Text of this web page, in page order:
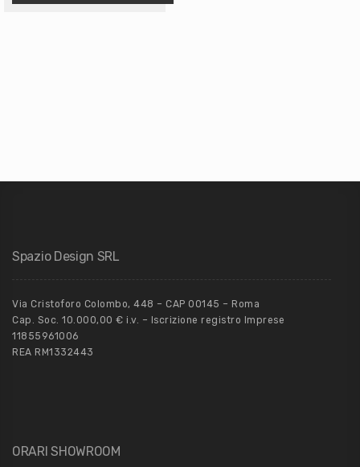
Spazio Design SRL
Via Cristoforo Colombo, 448 – CAP 00145 – Roma
Cap. Soc. 10.000,00 € i.v. – Iscrizione registro Imprese
11855961006
REA RM1332443
ORARI SHOWROOM